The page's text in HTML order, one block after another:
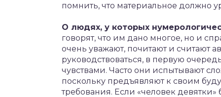
помнить, что материальное должно
О людях, у которых
говорят, что им дано многое, но и
очень уважают, почитают и считают
руководствоваться, в первую
чувствами. Часто они испытывают
поскольку предъявляют к своим
требования. Если «человек девятки»